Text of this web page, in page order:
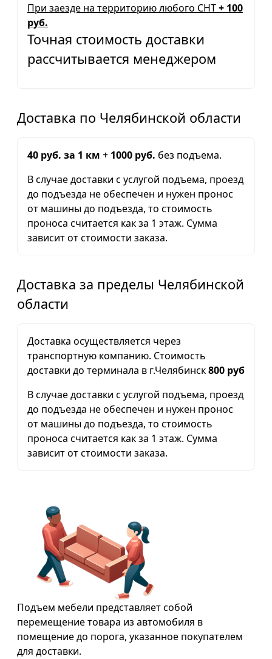
При заезде на территорию любого СНТ+ 100
руб.
Точная стоимость доставки
рассчитывается менеджером
Доставка по Челябинской области
40 руб. за 1 км + 1000 руб. без подъема.
В случае доставки с услугой подъема, проезд
до подъезда не обеспечен и нужен пронос
от машины до подъезда, то стоимость
проноса считается как за 1 этаж. Сумма
зависит от стоимости заказа.
Доставка за пределы Челябинской
области
Доставка осуществляется через
транспортную компанию. Стоимость
доставки до терминала в г.Челябинск800 руб
В случае доставки с услугой подъема, проезд
до подъезда не обеспечен и нужен пронос
от машины до подъезда, то стоимость
проноса считается как за 1 этаж. Сумма
зависит от стоимости заказа.
Подъем мебели представляет собой
перемещение товара из автомобиля в
помещение до порога, указанное покупателем
для доставки.